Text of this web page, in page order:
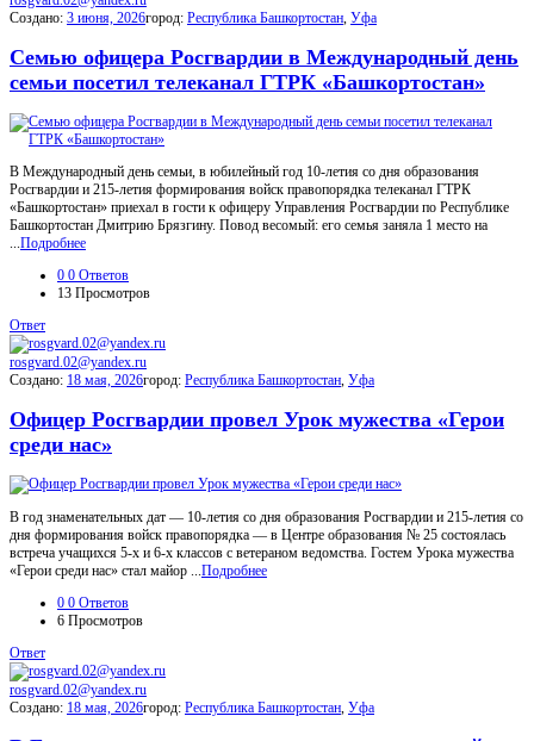
Создано: 3 июня, 2026город: Республика Башкортостан, Уфа
Семью офицера Росгвардии в Международный день
семьи посетил телеканал ГТРК «Башкортостан»
В Международный день семьи, в юбилейный год 10-летия со дня образования
Росгвардии и 215-летия формирования войск правопорядка телеканал ГТРК
«Башкортостан» приехал в гости к офицеру Управления Росгвардии по Республике
Башкортостан Дмитрию Брязгину. Повод весомый: его семья заняла 1 место на
...Подробнее
0 0 Ответов
13 Просмотров
Ответ
rosgvard.02@yandex.ru
Создано: 18 мая, 2026город: Республика Башкортостан, Уфа
Офицер Росгвардии провел Урок мужества «Герои
среди нас»
В год знаменательных дат — 10-летия со дня образования Росгвардии и 215-летия со
дня формирования войск правопорядка — в Центре образования № 25 состоялась
встреча учащихся 5-х и 6-х классов с ветераном ведомства. Гостем Урока мужества
«Герои среди нас» стал майор ... Подробнее
0 0 Ответов
6 Просмотров
Ответ
rosgvard.02@yandex.ru
Создано: 18 мая, 2026город: Республика Башкортостан Уфа